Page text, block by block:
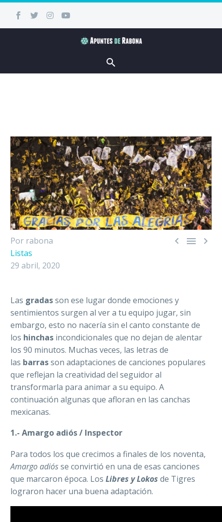
  
Por rabona
Listas
29 abril, 2020
Las gradasson ese lugar donde emociones y
sentimientos surgen al ver a tu equipo jugar, sin
embargo, esto no nacería sin el canto constante de
los hinchas incondicionales que no dejan de alentar
los 90 minutos. Muchas veces, las letras de
las barrasson adaptaciones de canciones populares
que reflejan la creatividad del seguidor al
transformarla para animar a su equipo. A
continuación algunas que afloran en las canchas
mexicanas.
1.- Amargo adiós / Inspector
Para todos los que crecimos a finales de los noventa,
Amargo adiósse convirtió en una de esas canciones
que marcaron época. Los Libres y Lokos de Tigres
lograron hacer una buena adaptación.